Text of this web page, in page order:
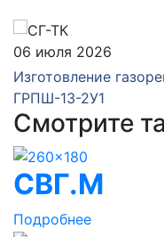
06 июля 2026
Изготовление
ГРПШ-13-2У1
Смотрите
СВГ.М
Подробнее